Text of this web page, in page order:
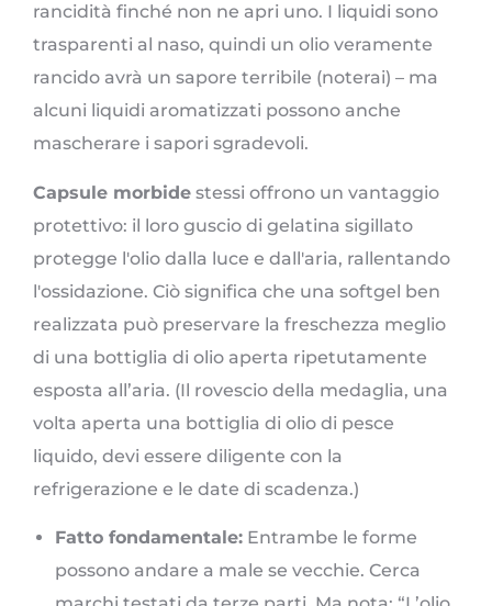
rancidità finché non ne apri uno. I liquidi sono
trasparenti al naso, quindi un olio veramente
rancido avrà un sapore terribile (noterai) – ma
alcuni liquidi aromatizzati possono anche
mascherare i sapori sgradevoli.
Capsule morbide stessi offrono un vantaggio
protettivo: il loro guscio di gelatina sigillato
protegge l'olio dalla luce e dall'aria, rallentando
l'ossidazione. Ciò significa che una softgel ben
realizzata può preservare la freschezza meglio
di una bottiglia di olio aperta ripetutamente
esposta all’aria. (Il rovescio della medaglia, una
volta aperta una bottiglia di olio di pesce
liquido, devi essere diligente con la
refrigerazione e le date di scadenza.)
Fatto fondamentale: Entrambe le forme
possono andare a male se vecchie. Cerca